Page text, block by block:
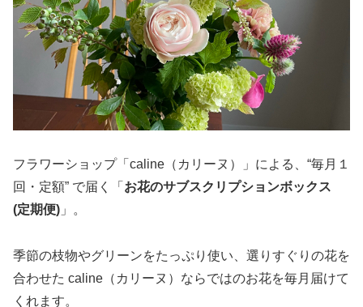
フラワーショップ「caline（カリーヌ）」による、“毎月１
回・定額” で届く「 お花のサブスクリプションボックス
(定期便) 」。
季節の枝物やグリーンをたっぷり使い、選りすぐりの花を
合わせた caline（カリーヌ）ならではのお花を毎月届けて
くれます。